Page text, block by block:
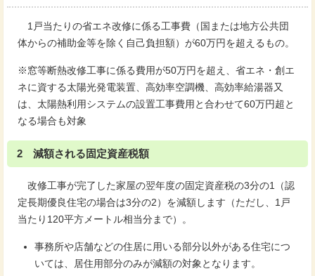
1戸当たりの省エネ改修に係る工事費（国または地方公共団
体からの補助金等を除く自己負担額）が60万円を超えるもの。
※窓等断熱改修工事に係る費用が50万円を超え、省エネ・創エ
ネに資する太陽光発電装置、高効率空調機、高効率給湯器又
は、太陽熱利用システムの設置工事費用と合わせて60万円超と
なる場合も対象
2 減額される固定資産税額
改修工事が完了した家屋の翌年度の固定資産税の3分の1（認
定長期優良住宅の場合は3分の2）を減額します（ただし、1戸
当たり120平方メートル相当分まで）。
事務所や店舗などの住居に用いる部分以外がある住宅につ
いては、居住用部分のみが減額の対象となります。